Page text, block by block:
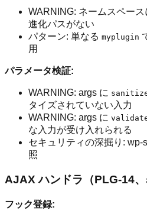
WARNING: ネームスペー
進化パスがない
パターン: 単なる myplugin
用
パラメータ検証:
WARNING: args に
タイズされていない入力
WARNING: args に
な入力が受け入れられる
セキュリティの深掘り:
照
AJAX ハンドラ（PLG-14、
フック登録: